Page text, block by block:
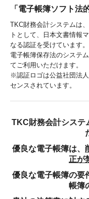
「電子帳簿ソフト法
TKC財務会計システムは
トとして、日本文書情報
なる認証を受けています。
電子帳簿保存法のシステ
てご利用いただけます。
※認証ロゴは公益社団法
センスされています。
TKC財務会計システ
優良な電子帳簿は、
正が
優良な電子帳簿の要
帳簿